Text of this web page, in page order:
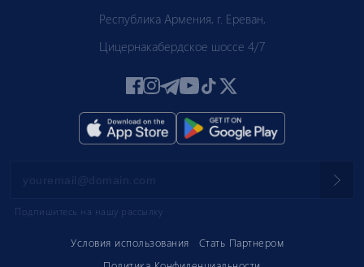
Условия использования
Стать Партнером
Республика Армения, г. Ереван,
Цицернакабердское шоссе 4/7
Подпишитесь на нашу рассылку